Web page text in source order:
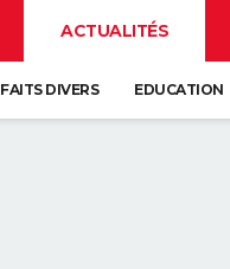
ACTUALITÉS
FAITS DIVERS EDUCATION